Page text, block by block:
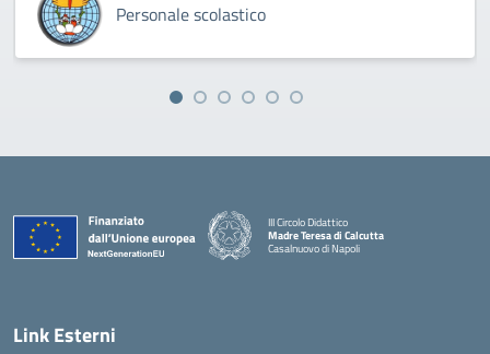
Personale scolastico
III Circolo Didattico
Madre Teresa di Calcutta
Casalnuovo di Napoli
— Visita la pagina iniziale della scuola
Link Esterni